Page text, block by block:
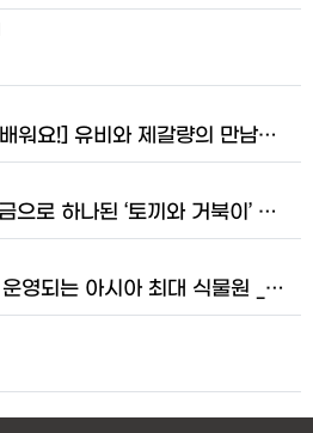
[삼국지에서 배워요!] 유비와 제갈량의 만남을 뜻하는 사자성어는? > 아는 것이 힘!
(9월)⏩✍세금으로 하나된 ‘토끼와 거북이’ 이야기!_강우현 기자 > 기자단 네트워크
✍️ 세금으로 운영되는 아시아 최대 식물원 _오윤성 기자 > 우리 동네 세금 이슈